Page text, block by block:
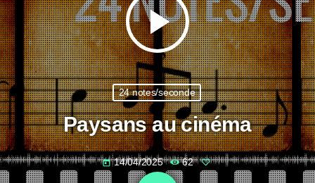
play_arrow
24 notes/seconde
Paysans au cinéma
today 14/04/2025 62